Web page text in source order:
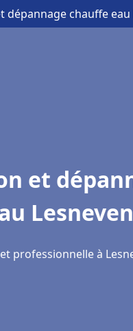
dépannage chauffe eau
et
Lesneven
professionnelle à